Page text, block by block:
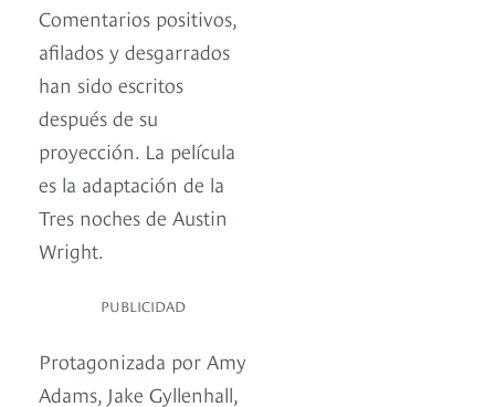
Comentarios positivos,
afilados y desgarrados
han sido escritos
después de su
proyección. La película
es la adaptación de la
Tres noches de Austin
Wright.
PUBLICIDAD
Protagonizada por Amy
Adams, Jake Gyllenhall,